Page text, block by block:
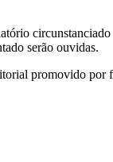
serão ouvidas.
promovido por